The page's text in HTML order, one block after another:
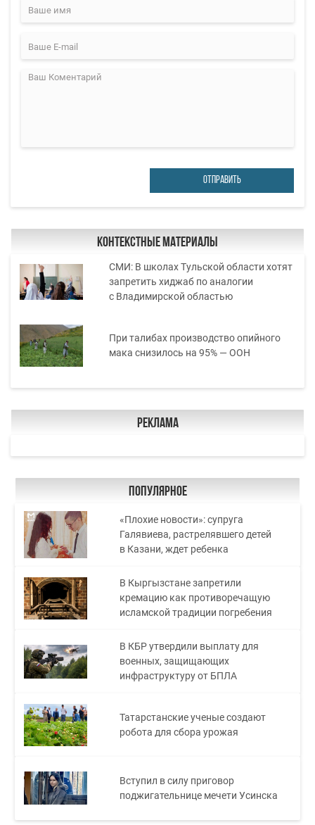
ОТПРАВИТЬ
Контекстные материалы
СМИ: В школах Тульской области хотят
запретить хиджаб по аналогии
с Владимирской областью
При талибах производство опийного
мака снизилось на 95% — ООН
Реклама
Популярное
«Плохие новости»: супруга
Галявиева, растрелявшего детей
в Казани, ждет ребенка
В Кыргызстане запретили
кремацию как противоречащую
исламской традиции погребения
В КБР утвердили выплату для
военных, защищающих
инфраструктуру от БПЛА
Татарстанские ученые создают
робота для сбора урожая
Вступил в силу приговор
поджигательнице мечети Усинска